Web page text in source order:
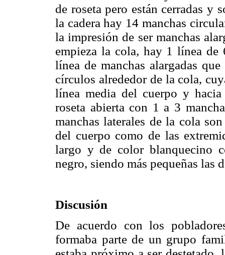
de roseta pero están cerradas y
la cadera hay 14 manchas
la impresión de ser manchas
empieza la cola, hay 1 línea de
línea de manchas alargadas
círculos alrededor de la cola,
línea media del cuerpo y
roseta abierta con 1 a 3
manchas laterales de la cola
del cuerpo como de las
largo y de color blanquecino
negro, siendo más pequeñas las
Discusión
De acuerdo con los
formaba parte de un grupo